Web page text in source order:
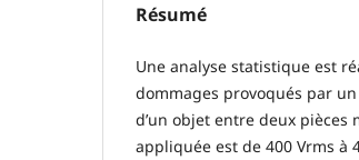
Résumé
Une analyse statistique est
dommages provoqués par
d’un objet entre deux pièces
appliquée est de 400 Vrms à